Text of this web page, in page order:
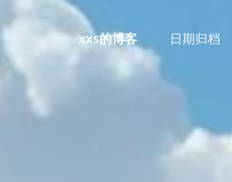
xxs的博客 日期归档